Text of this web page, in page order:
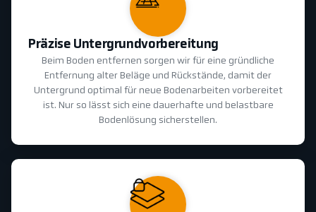
Präzise Untergrundvorbereitung
Beim Boden entfernen sorgen wir für eine gründliche
Entfernung alter Beläge und Rückstände, damit der
Untergrund optimal für neue Bodenarbeiten vorbereitet
ist. Nur so lässt sich eine dauerhafte und belastbare
Bodenlösung sicherstellen.